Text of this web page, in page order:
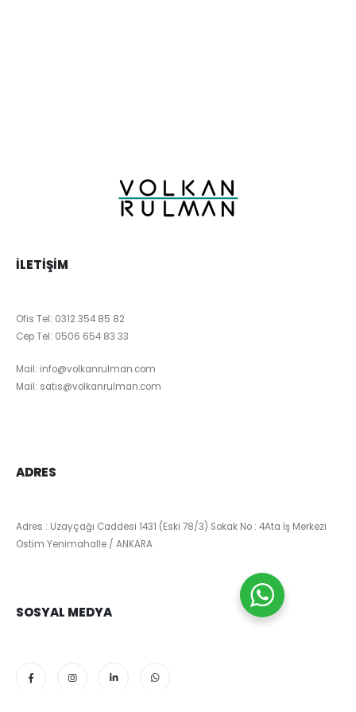
İLETIŞIM
Ofis Tel: 0312 354 85 82
Cep Tel: 0506 654 83 33
Mail: info@volkanrulman.com
Mail: satis@volkanrulman.com
ADRES
Adres : Uzayçağı Caddesi 1431 (Eski 78/3) Sokak No : 4Ata İş Merkezi
Ostim Yenimahalle / ANKARA
SOSYAL MEDYA